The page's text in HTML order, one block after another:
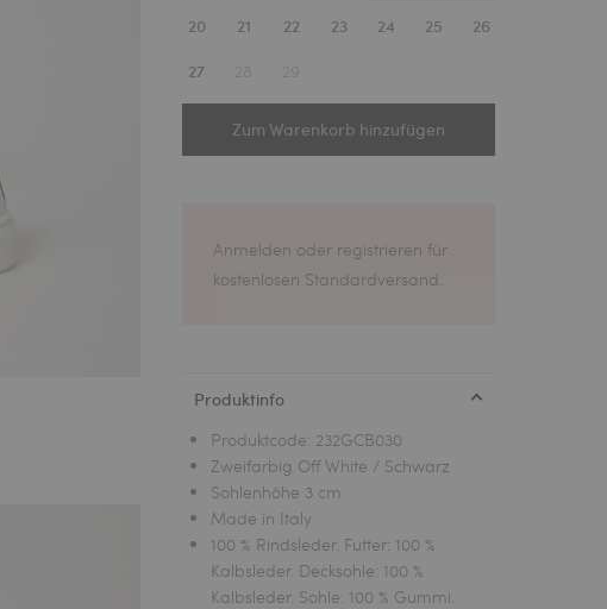
20 21 22 23 24 25 26
27
Zum Warenkorb hinzufügen
Anmelden oder registrieren für
kostenlosen Standardversand.
Produktinfo
Produktcode: 232GCB030
Zweifarbig Off White / Schwarz
Sohlenhöhe 3 cm
Made in Italy
100 % Rindsleder. Futter: 100 %
Kalbsleder. Decksohle: 100 %
Kalbsleder. Sohle: 100 % Gummi.